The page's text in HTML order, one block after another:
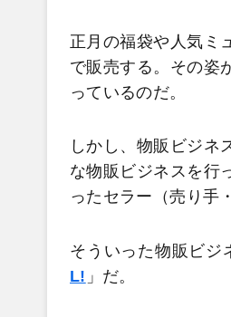
正月の福袋や人気ミ
で販売する。その姿
っているのだ。
しかし、物販ビジネ
な物販ビジネスを行
ったセラー（売り手
そういった物販ビジ
L! 」だ。